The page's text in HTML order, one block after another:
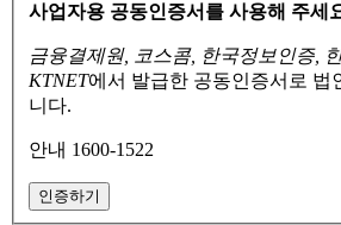
사업자용 공동인증서를 사용해 주세
금융결제원, 코스콤, 한국정보인증,
KTNET에서 발급한 공동인증서로 법
니다.
안내 1600-1522
인증하기